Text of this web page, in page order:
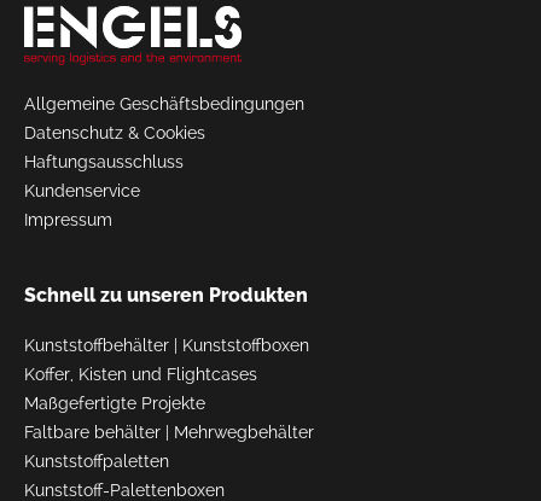
Allgemeine Geschäftsbedingungen
Datenschutz & Cookies
Haftungsausschluss
Kundenservice
Impressum
Schnell zu unseren Produkten
Kunststoffbehälter
Kunststoffboxen
Koffer, Kisten und Flightcases
Maßgefertigte Projekte
Faltbare behälter
Mehrwegbehälter
Kunststoffpaletten
Kunststoff-Palettenboxen